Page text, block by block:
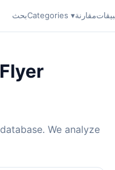
بحثCategories ▾مقارنة
We analyze